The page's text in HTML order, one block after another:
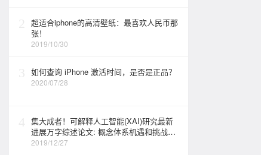
超适合iphone的高清壁纸：最喜欢人民币那
张！
2019/10/30
如何查询 iPhone 激活时间，是否是正品？
2020/07/28
集大成者！可解释人工智能(XAI)研究最新
进展万字综述论文: 概念体系机遇和挑战—
构建负责任的人工智能
2019/12/27